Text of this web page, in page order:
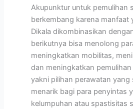
Akupunktur untuk pemulihan
berkembang karena manfaat
Dikala dikombinasikan
berikutnya bisa menolong
meningkatkan mobilitas,
dan meningkatkan
yakni pilihan perawatan
menarik bagi para penyintas
kelumpuhan atau spastisitas